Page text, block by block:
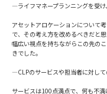
―ライフマネープランニングを受
アセットアロケーションについて
で、その考え方を改めるべきだと
幅広い視点を持ちながらこの先の
きでした。
―CLPのサービスや担当者に対して
サービスは100点満点で、何も不